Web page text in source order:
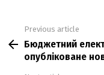
more
Previous article
Бюджетний
опубліковане